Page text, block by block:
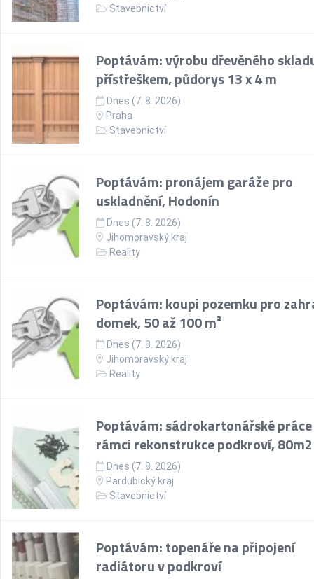
Stavebnictví
Poptávám: výrobu dřevěného
přístřeškem, půdorys 13 x 4 m
Dnes (7. 8. 2026)
Praha
Stavebnictví
Poptávám: pronájem garáže pro
uskladnění, Hodonín
Dnes (7. 8. 2026)
Jihomoravský kraj
Reality
Poptávám: koupi pozemku pro
domek, 50 až 100 m²
Dnes (7. 8. 2026)
Jihomoravský kraj
Reality
Poptávám: sádrokartonářské
rámci rekonstrukce podkroví, 80m2
Dnes (7. 8. 2026)
Pardubický kraj
Stavebnictví
Poptávám: topenáře na připojení
radiátoru v podkroví